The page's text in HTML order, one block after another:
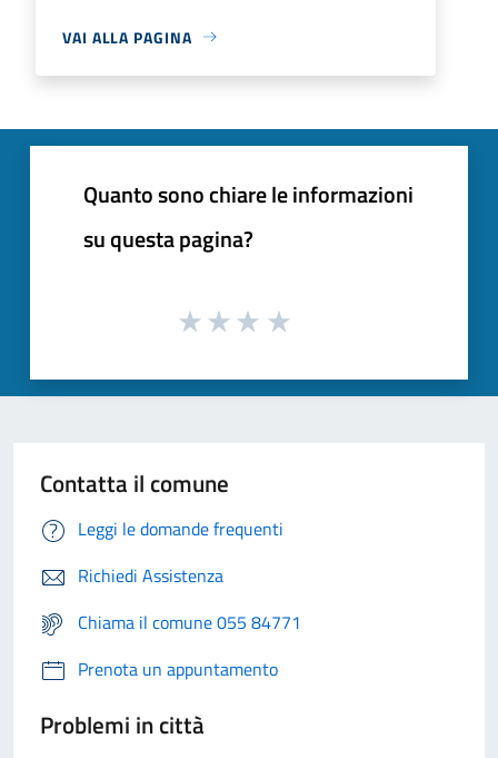
VAI ALLA PAGINA
Quanto sono chiare le informazioni
su questa pagina?
Contatta il comune
Leggi le domande frequenti
Richiedi Assistenza
Chiama il comune 055 84771
Prenota un appuntamento
Problemi in città